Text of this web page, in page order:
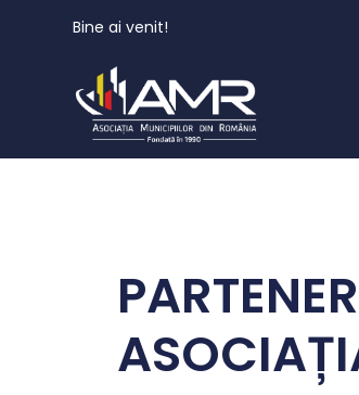
Bine ai venit!